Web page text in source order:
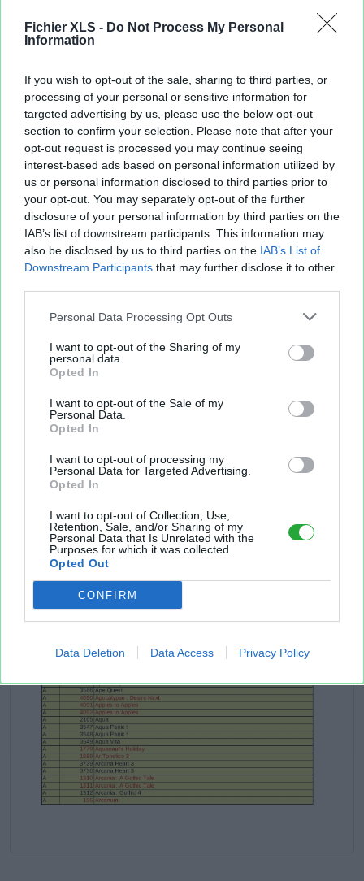
Fichier XLS - Do Not Process My Personal
Information
If you wish to opt-out of the sale, sharing to third parties, or
processing of your personal or sensitive information for
targeted advertising by us, please use the below opt-out
section to confirm your selection. Please note that after your
opt-out request is processed you may continue seeing
interest-based ads based on personal information utilized by
us or personal information disclosed to third parties prior to
your opt-out. You may separately opt-out of the further
disclosure of your personal information by third parties on the
IAB’s list of downstream participants. This information may
also be disclosed by us to third parties on the IAB’s List of
Downstream Participants that may further disclose it to other
Personal Data Processing Opt Outs
I want to opt-out of the Sharing of my
personal data.
Opted In
I want to opt-out of the Sale of my
Personal Data.
Opted In
I want to opt-out of processing my
Personal Data for Targeted Advertising.
Opted In
I want to opt-out of Collection, Use,
Retention, Sale, and/or Sharing of my
Personal Data that Is Unrelated with the
Purposes for which it was collected.
Opted Out
CONFIRM
Data Deletion Data Access Privacy Policy